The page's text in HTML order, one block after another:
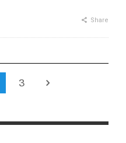
Share
3